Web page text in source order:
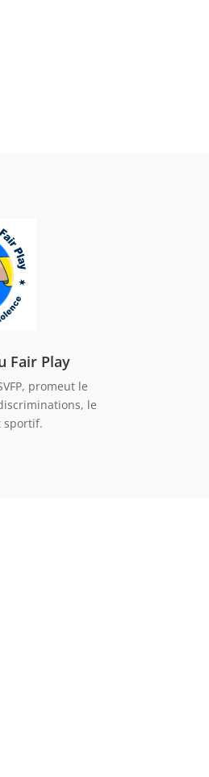
Fair Play
promeut le
le
sportif.